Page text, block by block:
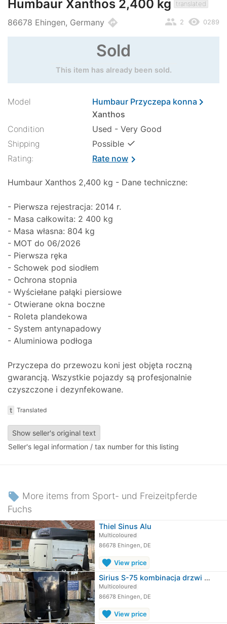
Humbaur Xanthos 2,400 kg translated
86678 Ehingen, Germany directions remove_red_eye 0289
people 2
Sold
This item has already been sold.
Model Humbaur Przyczepa konnachevron_right
Xanthos
Condition
Used - Very Good
Shipping
Possible ✓
Rating: Rate nowchevron_right
Humbaur Xanthos 2,400 kg - Dane techniczne:
- Pierwsza rejestracja: 2014 r.
- Masa całkowita: 2 400 kg
- Masa własna: 804 kg
- MOT do 06/2026
- Pierwsza ręka
- Schowek pod siodłem
- Ochrona stopnia
- Wyściełane pałąki piersiowe
- Otwierane okna boczne
- Roleta plandekowa
- System antynapadowy
- Aluminiowa podłoga
Przyczepa do przewozu koni jest objęta roczną
gwarancją. Wszystkie pojazdy są profesjonalnie
czyszczone i dezynfekowane.
t Translated
Show seller's original text
Seller's legal information / tax number for this listing
local_offer More items from Sport- und Freizeitpferde
Fuchs
Thiel Sinus Alu
Multicoloured
86678 Ehingen, DE
favorite View price
Sirius S-75 kombinacja drzwi i rampy
Multicoloured
86678 Ehingen, DE
favorite View price